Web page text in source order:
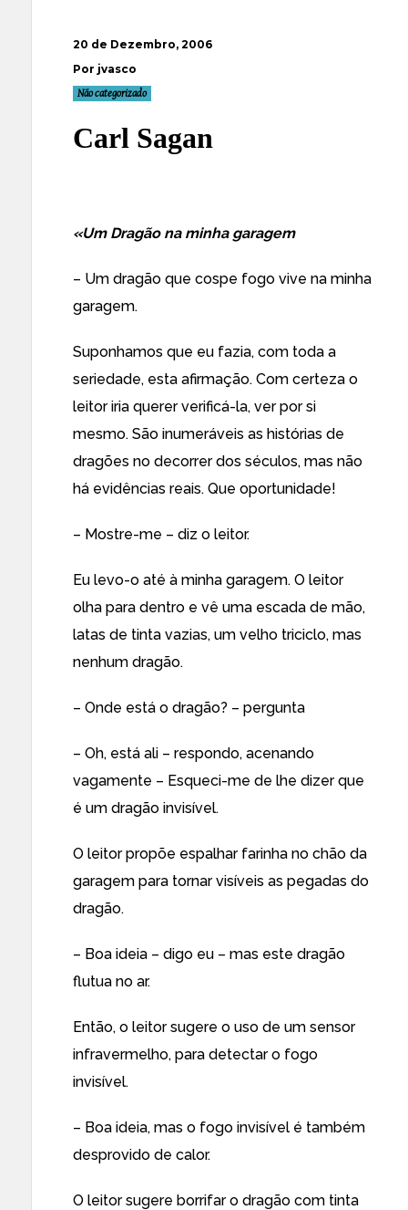
20 de Dezembro, 2006
Por jvasco
Não categorizado
Carl Sagan
«Um Dragão na minha garagem
– Um dragão que cospe fogo vive na minha
garagem.
Suponhamos que eu fazia, com toda a
seriedade, esta afirmação. Com certeza o
leitor iria querer verificá-la, ver por si
mesmo. São inumeráveis as histórias de
dragões no decorrer dos séculos, mas não
há evidências reais. Que oportunidade!
– Mostre-me – diz o leitor.
Eu levo-o até à minha garagem. O leitor
olha para dentro e vê uma escada de mão,
latas de tinta vazias, um velho triciclo, mas
nenhum dragão.
– Onde está o dragão? – pergunta
– Oh, está ali – respondo, acenando
vagamente – Esqueci-me de lhe dizer que
é um dragão invisível.
O leitor propõe espalhar farinha no chão da
garagem para tornar visíveis as pegadas do
dragão.
– Boa ideia – digo eu – mas este dragão
flutua no ar.
Então, o leitor sugere o uso de um sensor
infravermelho, para detectar o fogo
invisível.
– Boa ideia, mas o fogo invisível é também
desprovido de calor.
O leitor sugere borrifar o dragão com tinta